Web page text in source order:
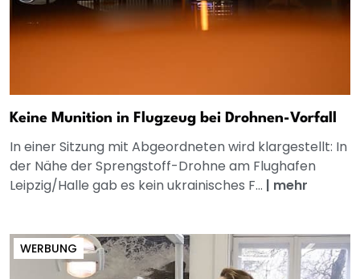
Keine Munition in Flugzeug bei Drohnen-Vorfall
In einer Sitzung mit Abgeordneten wird klargestellt: In
der Nähe der Sprengstoff-Drohne am Flughafen
Leipzig/Halle gab es kein ukrainisches F... | mehr
WERBUNG